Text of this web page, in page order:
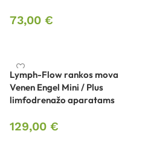
73,00 €
Lymph-Flow rankos mova
Venen Engel Mini / Plus
limfodrenažo aparatams
129,00 €